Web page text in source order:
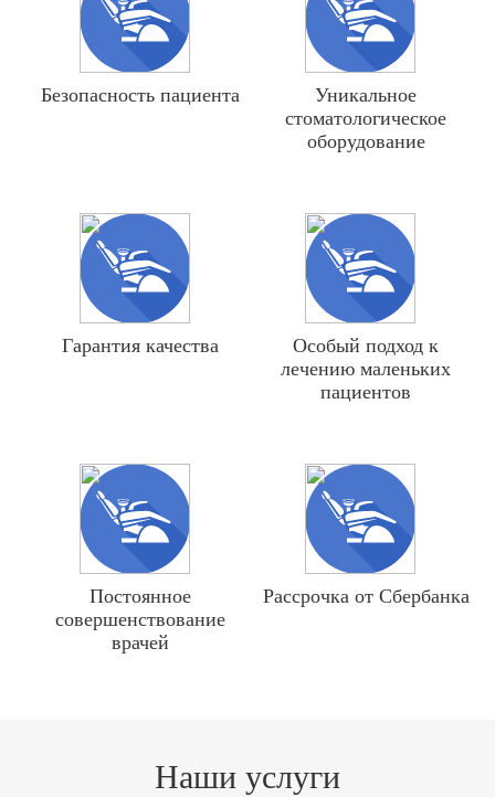
Безопасность пациента
Уникальное
стоматологическое
оборудование
Гарантия качества
Особый подход к
лечению маленьких
пациентов
Постоянное
совершенствование
врачей
Рассрочка от Сбербанка
Наши услуги